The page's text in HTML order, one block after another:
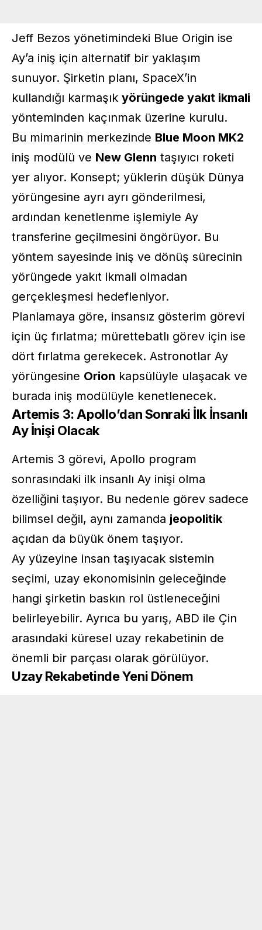
Jeff Bezos yönetimindeki Blue Origin ise
Ay’a iniş için alternatif bir yaklaşım
sunuyor. Şirketin planı, SpaceX’in
kullandığı karmaşık yörüngede yakıt ikmali
yönteminden kaçınmak üzerine kurulu.
Bu mimarinin merkezinde Blue Moon MK2
iniş modülü ve New Glenn taşıyıcı roketi
yer alıyor. Konsept; yüklerin düşük Dünya
yörüngesine ayrı ayrı gönderilmesi,
ardından kenetlenme işlemiyle Ay
transferine geçilmesini öngörüyor. Bu
yöntem sayesinde iniş ve dönüş sürecinin
yörüngede yakıt ikmali olmadan
gerçekleşmesi hedefleniyor.
Planlamaya göre, insansız gösterim görevi
için üç fırlatma; mürettebatlı görev için ise
dört fırlatma gerekecek. Astronotlar Ay
yörüngesine Orion kapsülüyle ulaşacak ve
burada iniş modülüyle kenetlenecek.
Artemis 3: Apollo’dan Sonraki İlk İnsanlı
Ay İnişi Olacak
Artemis 3 görevi, Apollo program
sonrasındaki ilk insanlı Ay inişi olma
özelliğini taşıyor. Bu nedenle görev sadece
bilimsel değil, aynı zamanda jeopolitik
açıdan da büyük önem taşıyor.
Ay yüzeyine insan taşıyacak sistemin
seçimi, uzay ekonomisinin geleceğinde
hangi şirketin baskın rol üstleneceğini
belirleyebilir. Ayrıca bu yarış, ABD ile Çin
arasındaki küresel uzay rekabetinin de
önemli bir parçası olarak görülüyor.
Uzay Rekabetinde Yeni Dönem